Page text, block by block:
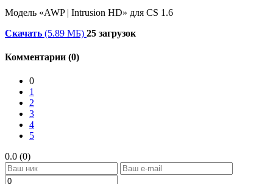
Модель «AWP | Intrusion HD» для CS 1.6
Скачать (5.89 МБ) 25 загрузок
Комментарии (0)
0
1
2
3
4
5
0.0 (0)